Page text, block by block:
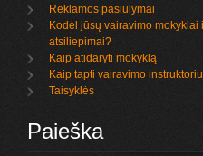
Reklamos pasiūlymai
Kodėl jūsų vairavimo
atsiliepimai?
Kaip atidaryti mokyklą
Kaip tapti vairavimo
Taisyklės
Paieška